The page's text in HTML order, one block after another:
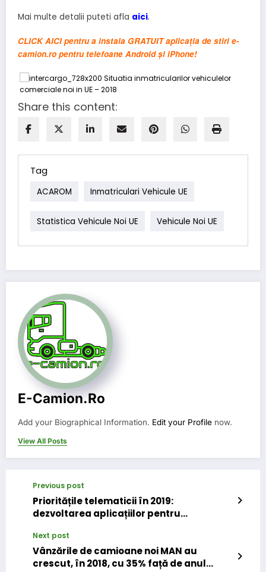
Mai multe detalii puteti afla aici.
CLICK AICI pentru a instala GRATUIT aplicația de stiri e-
camion.ro pentru telefoane Android și iPhone!
Share this content:
Tag
ACAROM Inmatriculari Vehicule UE
Statistica Vehicule Noi UE Vehicule Noi UE
E-Camion.ro
Add your Biographical Information. Edit your Profile now.
View All Posts
Previous post
Prioritățile telematicii în 2019:
dezvoltarea aplicațiilor pentru
comunicare șofer-dispecer-manager
Next post
Vânzările de camioane noi MAN au
crescut, în 2018, cu 35% față de anul